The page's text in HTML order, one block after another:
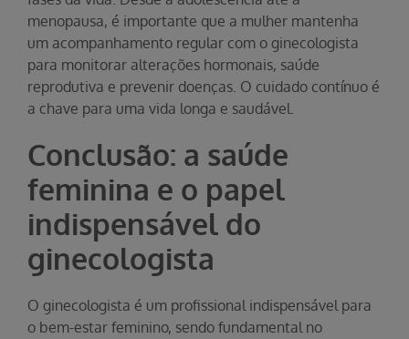
menopausa, é importante que a mulher mantenha
um acompanhamento regular com o ginecologista
para monitorar alterações hormonais, saúde
reprodutiva e prevenir doenças. O cuidado contínuo é
a chave para uma vida longa e saudável.
Conclusão: a saúde
feminina e o papel
indispensável do
ginecologista
O ginecologista é um profissional indispensável para
o bem-estar feminino, sendo fundamental no